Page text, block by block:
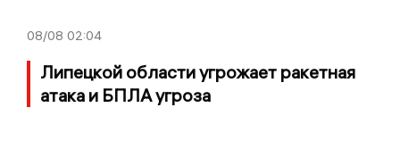
08/08 02:04
Липецкой области угрожает ракетная
атака и БПЛА угроза